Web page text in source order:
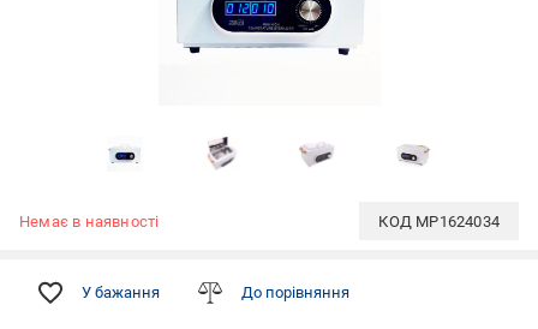
Немає в наявності КОД MP1624034
У бажання До порівняння